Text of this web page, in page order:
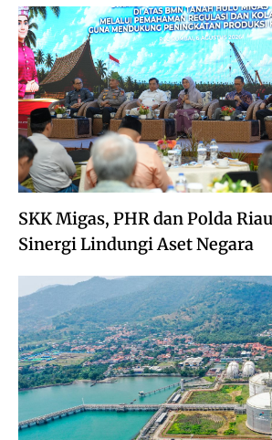
SKK Migas, PHR dan Polda
Sinergi Lindungi Aset Negara